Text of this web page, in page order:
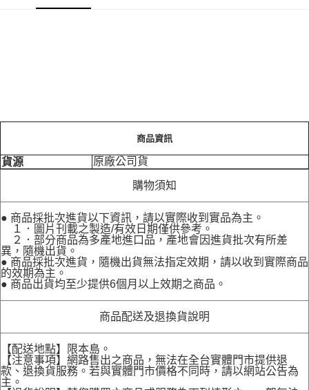
7-11取貨付款［需3-5個工作天不含預購商品］
商品資訊
貨源 原廠公司貨
購物須知
● 商品採批次進貨以下資訊，請以實際收到實品為主。
１．圖片刊載之製造/有效日期僅供參考。
２．部分商品為多產地進口品，產地會因進貨批次有所差
異，隨機出貨。
● 商品採批次進貨，隨機出貨無法指定效期，請以收到實際商品
的效期為主。
● 商品出貨均至少提供6個月以上效期之商品。
商品配送及退換貨說明
【配送地點】限本島。
【注意事項】網路售出之商品，無法在全台實體門市提供退
款、退換貨服務。若與實體門市價格不同時，請以網站公告為
主。